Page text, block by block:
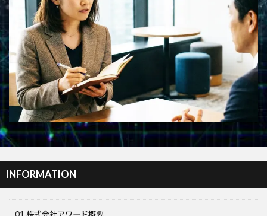
INFORMATION